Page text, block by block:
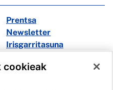
Prentsa
Newsletter
Irisgarritasuna
cookieak